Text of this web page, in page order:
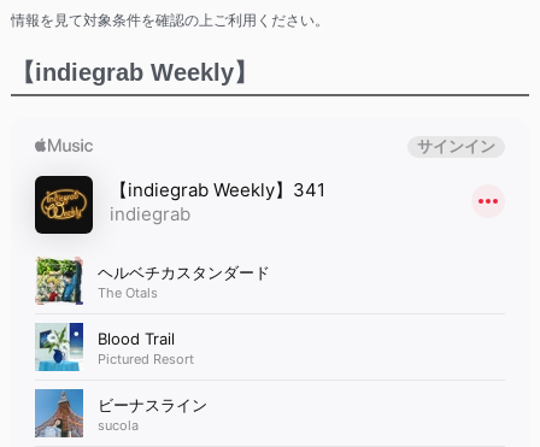
情報を見て対象条件を確認の上ご利用ください。
【indiegrab Weekly】